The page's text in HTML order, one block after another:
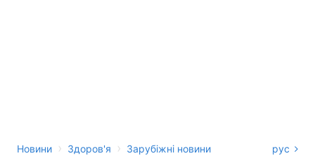
Новини › Здоров'я › Зарубіжні новини рус